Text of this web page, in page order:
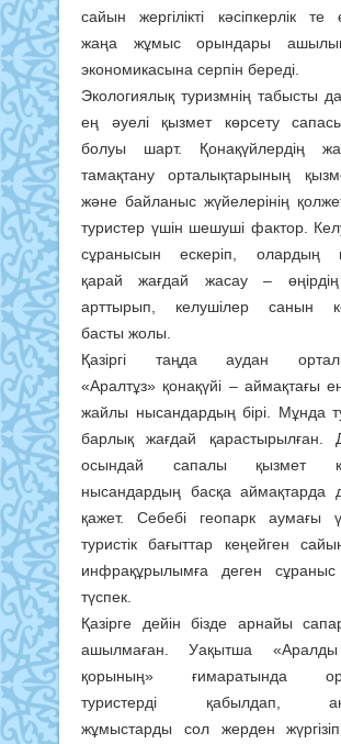
сайын жергілікті кәсіпкерлік те
жаңа жұмыс орындары
экономикасына серпін береді.
Экологиялық туризмнің табысты
ең әуелі қызмет көрсету
болуы шарт. Қонақүйлердің
тамақтану орталықтарының
және байланыс жүйелерінің
туристер үшін шешуші фактор.
сұранысын ескеріп, олардың
қарай жағдай жасау – өңірдің
арттырып, келушілер санын
басты жолы.
Қазіргі таңда аудан
«Аралтұз» қонақүйі – аймақтағы
жайлы нысандардың бірі. Мұнда
барлық жағдай қарастырылған.
осындай сапалы қызмет
нысандардың басқа аймақтарда
қажет. Себебі геопарк аумағы
туристік бағыттар кеңейген
инфрақұрылымға деген
түспек.
Қазірге дейін бізде арнайы
ашылмаған. Уақытша «Аралды
қорының» ғимаратында
туристерді қабылдап,
жұмыстарды сол жерден жүргізіп